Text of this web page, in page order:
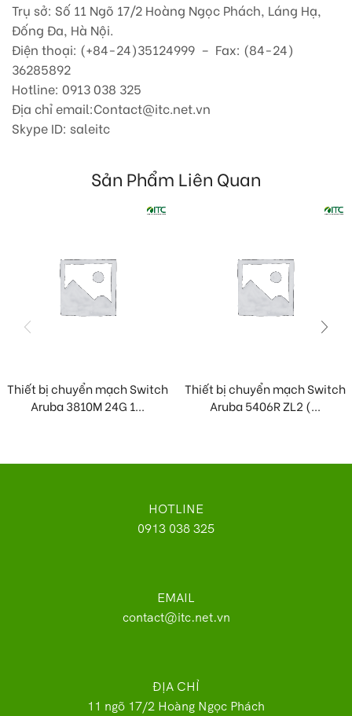
Trụ sở: Số 11 Ngõ 17/2 Hoàng Ngọc Phách, Láng Hạ,
Đống Đa, Hà Nội.
Điện thoại: (+84-24)35124999 – Fax: (84-24)
36285892
Hotline: 0913 038 325
Địa chỉ email:Contact@itc.net.vn
Skype ID: saleitc
Sản Phẩm Liên Quan
Thiết bị chuyển mạch Switch
Aruba 3810M 24G 1...
Thiết bị chuyển mạch Switch
Aruba 5406R ZL2 (...
HOTLINE
0913 038 325
EMAIL
contact@itc.net.vn
ĐỊA CHỈ
11 ngõ 17/2 Hoàng Ngọc Phách